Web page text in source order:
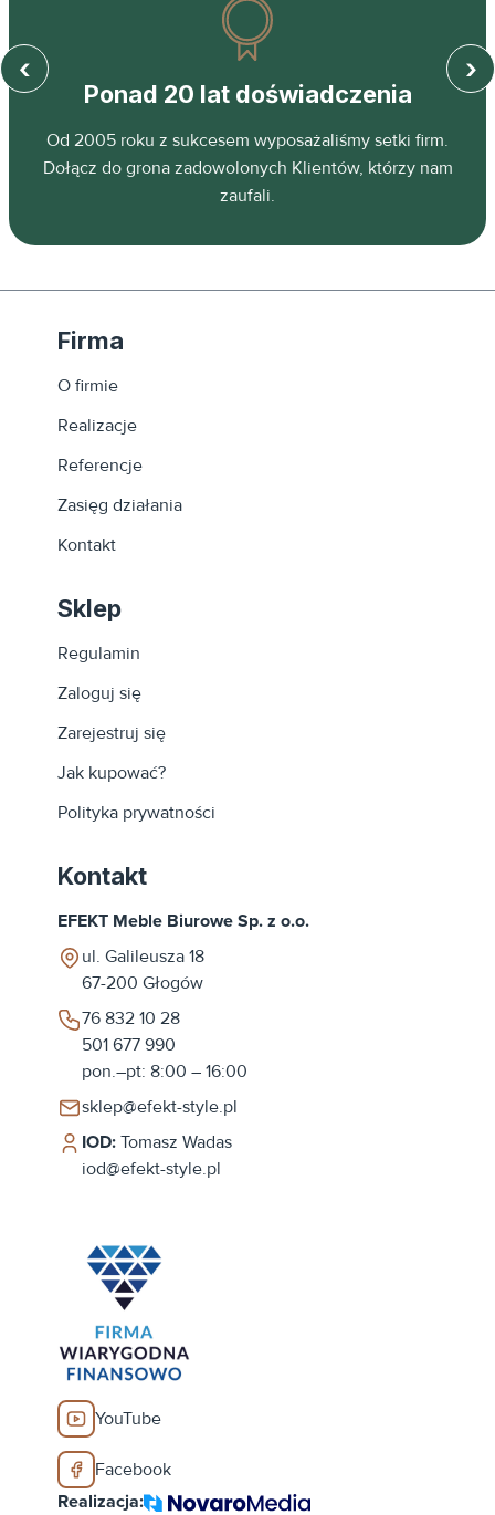
Ponad 20 lat doświadczenia
Od 2005 roku z sukcesem wyposażaliśmy setki firm.
Dołącz do grona zadowolonych Klientów, którzy nam
zaufali.
‹ ›
Firma
O firmie
Realizacje
Referencje
Zasięg działania
Kontakt
Sklep
Regulamin
Zaloguj się
Zarejestruj się
Jak kupować?
Polityka prywatności
Kontakt
EFEKT Meble Biurowe Sp. z o.o.
ul. Galileusza 18
67-200 Głogów
76 832 10 28
501 677 990
pon.–pt: 8:00 – 16:00
sklep@efekt-style.pl
IOD: Tomasz Wadas
iod@efekt-style.pl
YouTube
Facebook
Realizacja: